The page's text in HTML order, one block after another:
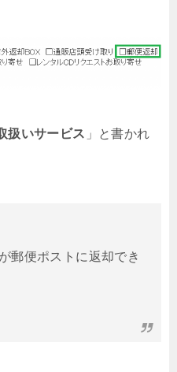
扱いサービス 」と書かれ
郵便ポストに返却でき